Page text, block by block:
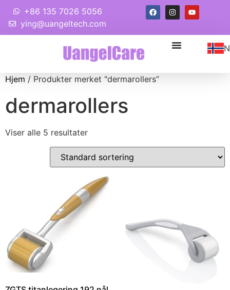
+86 135 7026 5056
ying@uangeltech.com
Hjem / Produkter merket "dermarollers”
dermarollers
Viser alle 5 resultater